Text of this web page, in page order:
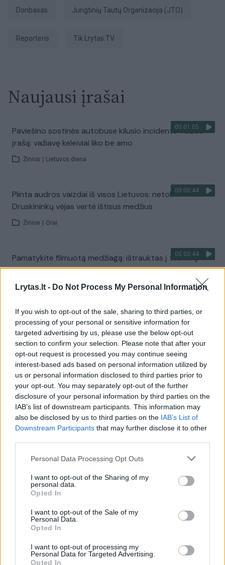
Lrytas.lt - Do Not Process My Personal Information
If you wish to opt-out of the sale, sharing to third parties, or
processing of your personal or sensitive information for
targeted advertising by us, please use the below opt-out
section to confirm your selection. Please note that after your
opt-out request is processed you may continue seeing
interest-based ads based on personal information utilized by
us or personal information disclosed to third parties prior to
your opt-out. You may separately opt-out of the further
disclosure of your personal information by third parties on the
IAB’s list of downstream participants. This information may
also be disclosed by us to third parties on the IAB’s List of
Downstream Participants that may further disclose it to other
Personal Data Processing Opt Outs
I want to opt-out of the Sharing of my
personal data.
Opted In
I want to opt-out of the Sale of my
Personal Data.
Opted In
I want to opt-out of processing my
Personal Data for Targeted Advertising.
Opted In
Donbasas Jungtinių Tautų Organizacija (JTO)
Reporteris tik Lrytas.TV
Naujausi įrašai
00:01:05
Paviešino sostinės autobuse kilusio incidento vaizdo
įrašą: važiavę keleiviai liko be amo
Žinios Lietuvos diena
00:00:44
Plinta audros vaizdai iš visos Lietuvos: netoli
Druskininkų vėjas vertė ištisus medžius
Žinios Orai
00:00:44
Pamatykite filmuotą medžiagą: ištrauktas į tvenkinį
įskriejęs automobilis
Žinios | Lietuvos diena
Sinoptikai atsakė, kokiais orais užbaigsime darbo
savaitę: karščiai atsitrauks
Visi įrašai
Žiūrimiausi įrašai
vaiko gyvybių išgelbėti nepavyko
Žinios | Lietuvos diena
Savaitės vidurys nusimato karštas: temperatūra kils iki
32 laipsnių šilumos
Žinios | Orai